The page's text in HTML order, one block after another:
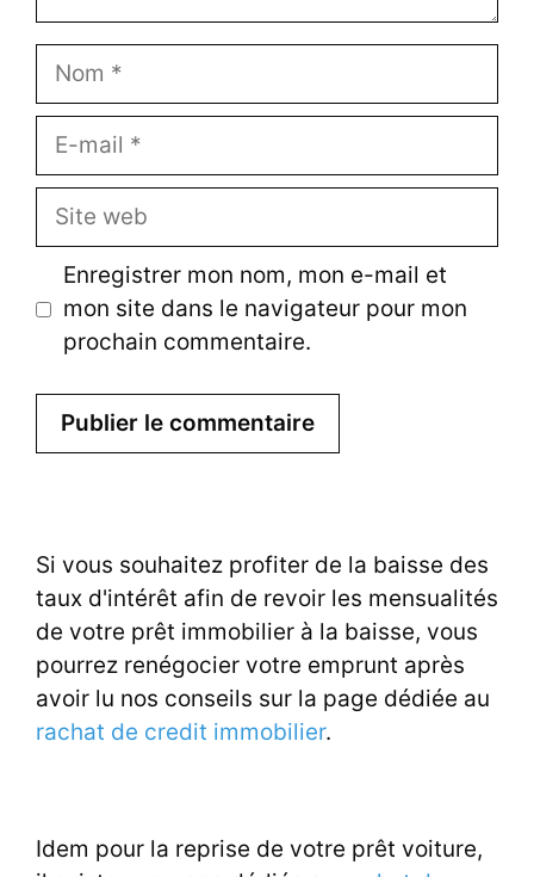
m
m
le
b
Enregistrer mon nom, mon e-mail et
mon site dans le navigateur pour mon
prochain commentaire.
Si vous souhaitez profiter de la baisse des
taux d'intérêt afin de revoir les mensualités
de votre prêt immobilier à la baisse, vous
pourrez renégocier votre emprunt après
avoir lu nos conseils sur la page dédiée au
rachat de credit immobilier.
Idem pour la reprise de votre prêt voiture,